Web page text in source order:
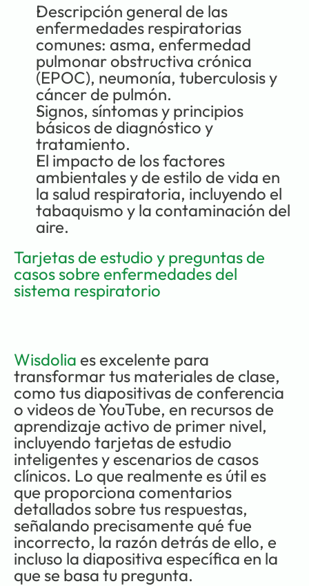
Descripción general de las
enfermedades respiratorias
comunes: asma, enfermedad
pulmonar obstructiva crónica
(EPOC), neumonía, tuberculosis y
cáncer de pulmón.
Signos, síntomas y principios
básicos de diagnóstico y
tratamiento.
El impacto de los factores
ambientales y de estilo de vida en
la salud respiratoria, incluyendo el
tabaquismo y la contaminación del
aire.
Tarjetas de estudio y preguntas de
casos sobre enfermedades del
sistema respiratorio
Wisdolia es excelente para
transformar tus materiales de clase,
como tus diapositivas de conferencia
o videos de YouTube, en recursos de
aprendizaje activo de primer nivel,
incluyendo tarjetas de estudio
inteligentes y escenarios de casos
clínicos. Lo que realmente es útil es
que proporciona comentarios
detallados sobre tus respuestas,
señalando precisamente qué fue
incorrecto, la razón detrás de ello, e
incluso la diapositiva específica en la
que se basa tu pregunta.